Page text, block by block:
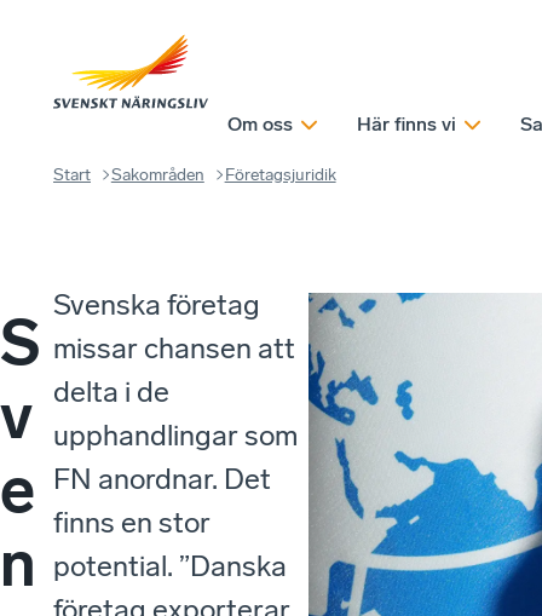
Om oss Här finns vi
Start Sakområden Företagsjuridik
S
v
e
n
Svenska företag
missar chansen att
delta i de
upphandlingar som
FN anordnar. Det
finns en stor
potential. ”Danska